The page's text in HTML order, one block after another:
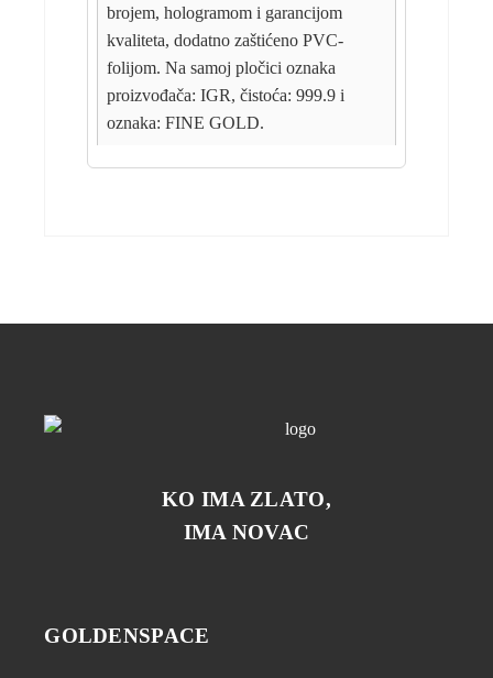
brojem, hologramom i garancijom
kvaliteta, dodatno zaštićeno PVC-
folijom. Na samoj pločici oznaka
proizvođača: IGR, čistoća: 999.9 i
oznaka: FINE GOLD.
KO IMA ZLATO,
IMA NOVAC
GOLDENSPACE